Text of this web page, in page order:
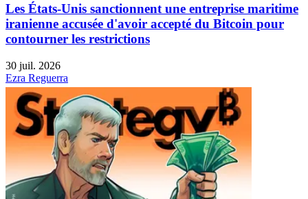
Les États-Unis sanctionnent une entreprise maritime
iranienne accusée d'avoir accepté du Bitcoin pour
contourner les restrictions
30 juil. 2026
Ezra Reguerra